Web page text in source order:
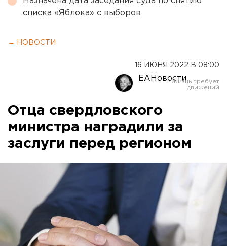
списка «Яблока» с выборов
← НОВОСТИ
16 ИЮНЯ 2022 В 08:00
ЕАНовости
Отца свердловского
министра наградили за
заслуги перед регионом